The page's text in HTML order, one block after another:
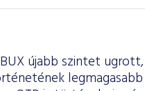
újabb szintet